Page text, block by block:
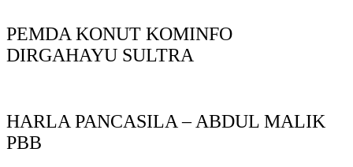
PEMDA KONUT KOMINFO
DIRGAHAYU SULTRA
HARLA PANCASILA – ABDUL MALIK
PBB